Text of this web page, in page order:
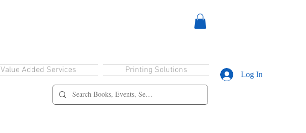
Value Added Services Printing Solutions Log In